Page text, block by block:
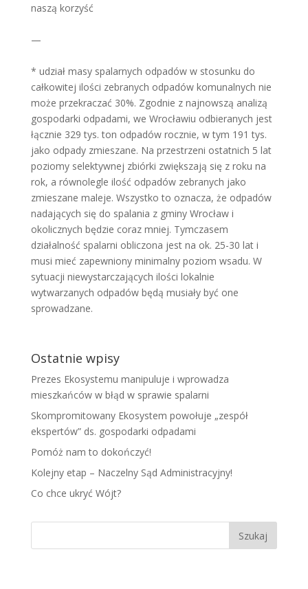
naszą korzyść
—
* udział masy spalarnych odpadów w stosunku do
całkowitej ilości zebranych odpadów komunalnych nie
może przekraczać 30%. Zgodnie z najnowszą analizą
gospodarki odpadami, we Wrocławiu odbieranych jest
łącznie 329 tys. ton odpadów rocznie, w tym 191 tys.
jako odpady zmieszane. Na przestrzeni ostatnich 5 lat
poziomy selektywnej zbiórki zwiększają się z roku na
rok, a równolegle ilość odpadów zebranych jako
zmieszane maleje. Wszystko to oznacza, że odpadów
nadających się do spalania z gminy Wrocław i
okolicznych będzie coraz mniej. Tymczasem
działalność spalarni obliczona jest na ok. 25-30 lat i
musi mieć zapewniony minimalny poziom wsadu. W
sytuacji niewystarczających ilości lokalnie
wytwarzanych odpadów będą musiały być one
sprowadzane.
Ostatnie wpisy
Prezes Ekosystemu manipuluje i wprowadza
mieszkańców w błąd w sprawie spalarni
Skompromitowany Ekosystem powołuje „zespół
ekspertów” ds. gospodarki odpadami
Pomóż nam to dokończyć!
Kolejny etap – Naczelny Sąd Administracyjny!
Co chce ukryć Wójt?